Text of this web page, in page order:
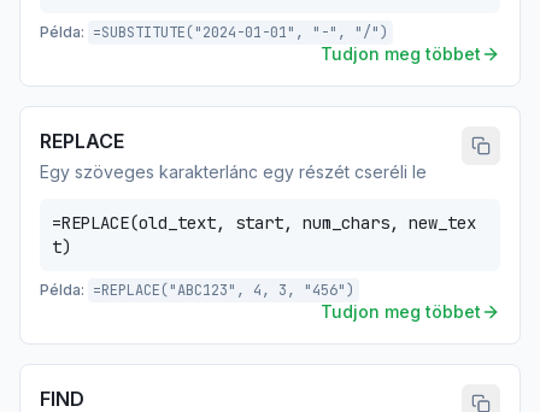
Példa: =SUBSTITUTE("2024-01-01", "-", "/")
Tudjon meg többet
REPLACE
Egy szöveges karakterlánc egy részét cseréli le
=REPLACE(old_text, start, num_chars, new_tex
t)
Példa: =REPLACE("ABC123", 4, 3, "456")
Tudjon meg többet
FIND